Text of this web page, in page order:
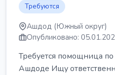
Требуются
Ашдод (Южный округ)
Опубликовано:
Требуется помощница
Ашдоде Ищу